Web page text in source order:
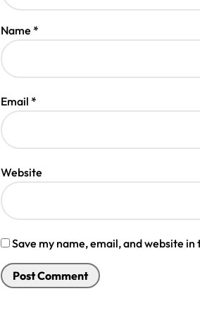
Name *
Email *
Website
Save my name, email, and website